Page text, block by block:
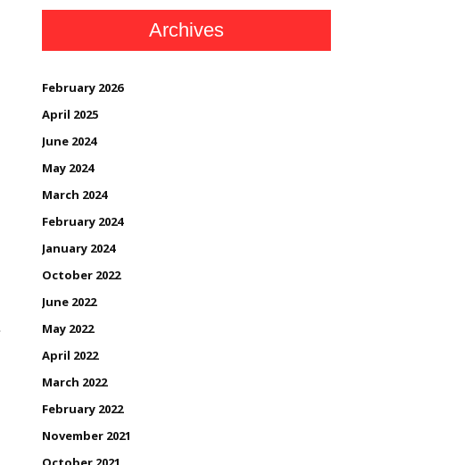
Archives
February 2026
April 2025
June 2024
May 2024
March 2024
February 2024
January 2024
October 2022
June 2022
May 2022
April 2022
March 2022
February 2022
November 2021